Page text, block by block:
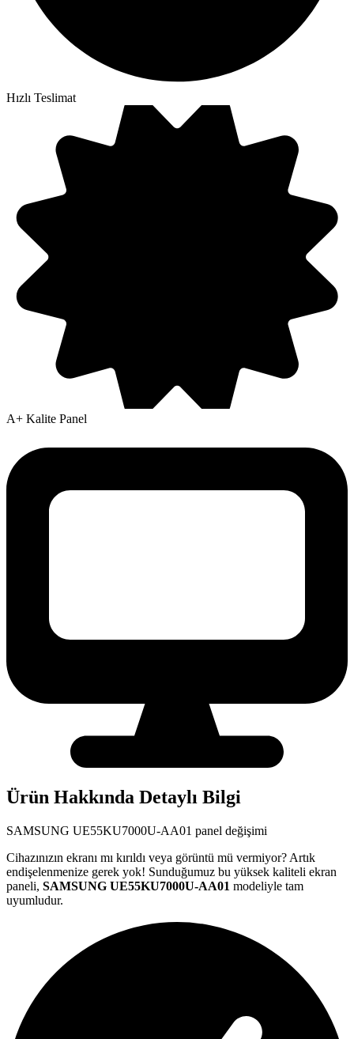
Hızlı Teslimat
A+ Kalite Panel
Ürün Hakkında Detaylı Bilgi
SAMSUNG UE55KU7000U-AA01 panel değişimi
Cihazınızın ekranı mı kırıldı veya görüntü mü vermiyor? Artık
endişelenmenize gerek yok! Sunduğumuz bu yüksek kaliteli ekran
paneli, SAMSUNG UE55KU7000U-AA01 modeliyle tam
uyumludur.